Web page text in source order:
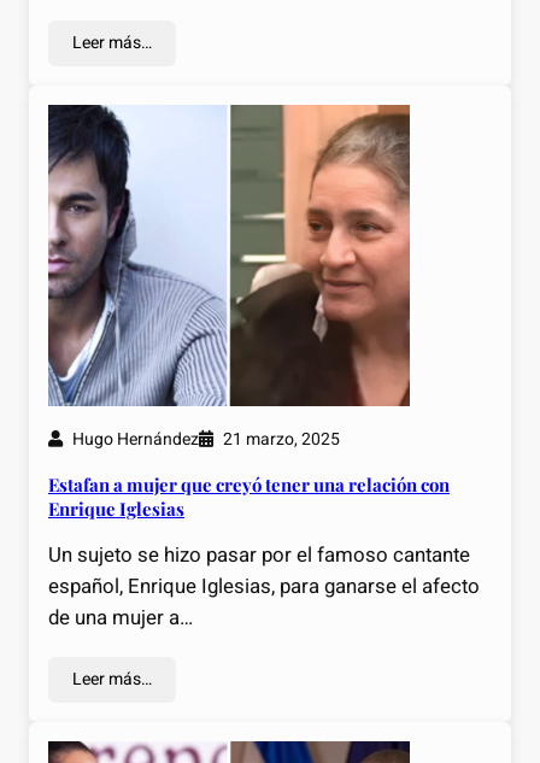
Leer más…
Hugo Hernández 21 marzo, 2025
Estafan a mujer que creyó tener una relación con
Enrique Iglesias
Un sujeto se hizo pasar por el famoso cantante
español, Enrique Iglesias, para ganarse el afecto
de una mujer a…
Leer más…